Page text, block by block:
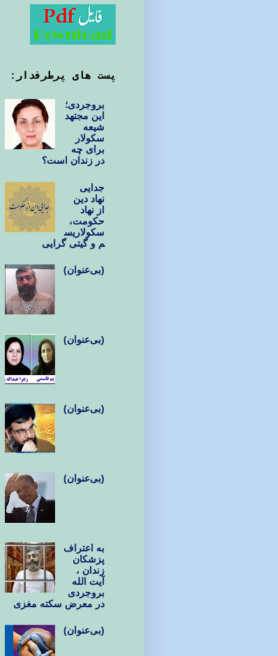
پست های پرطرفدار:
بروجردی؛
این مجتهد
شیعه
سکولار
برای چه
در زندان است؟
جدایی
نهاد دین
از نهاد
حکومت،
سکولاریس
م و گیتی گرایی
(بی‌عنوان)
(بی‌عنوان)
(بی‌عنوان)
(بی‌عنوان)
به اعتراف
پزشکان
زندان ،
آیت الله
بروجردی
در معرض سکته مغزی
(بی‌عنوان)